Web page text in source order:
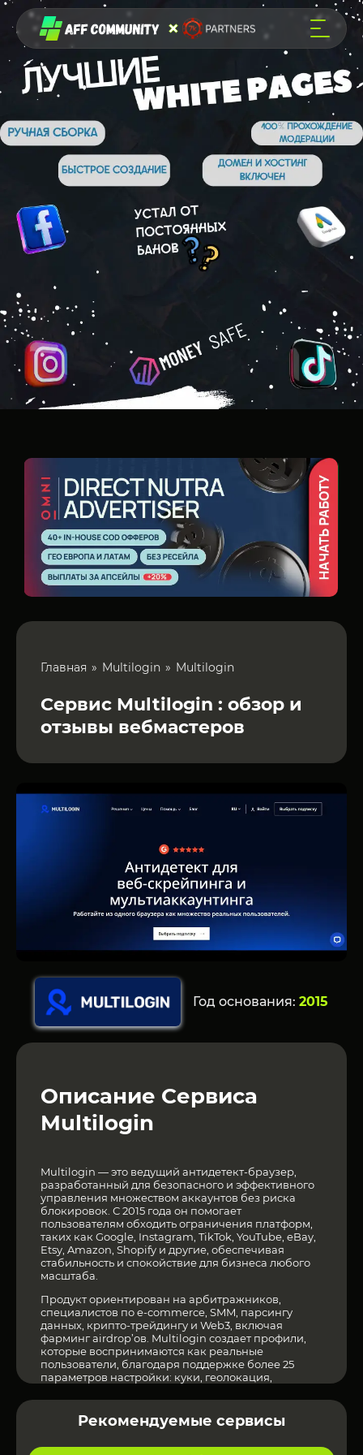
Главная Multilogin Multilogin
Сервис Multilogin : обзор и
отзывы вебмастеров
Год основания: 2015
Описание Сервиса
Multilogin
Multilogin — это ведущий антидетект-браузер,
разработанный для безопасного и эффективного
управления множеством аккаунтов без риска
блокировок. С 2015 года он помогает
пользователям обходить ограничения платформ,
таких как Google, Instagram, TikTok, YouTube, eBay,
Etsy, Amazon, Shopify и другие, обеспечивая
стабильность и спокойствие для бизнеса любого
масштаба.
Продукт ориентирован на арбитражников,
специалистов по e-commerce, SMM, парсингу
данных, крипто-трейдингу и Web3, включая
фарминг airdrop’ов. Multilogin создает профили,
которые воспринимаются как реальные
пользователи, благодаря поддержке более 25
параметров настройки: куки, геолокация,
режим с WebGL, WebGPU metadata, Canvas
graphics и Screen resolution. Движки Mimic и
Stealthfox гарантируют максимальную
Рекомендуемые сервисы